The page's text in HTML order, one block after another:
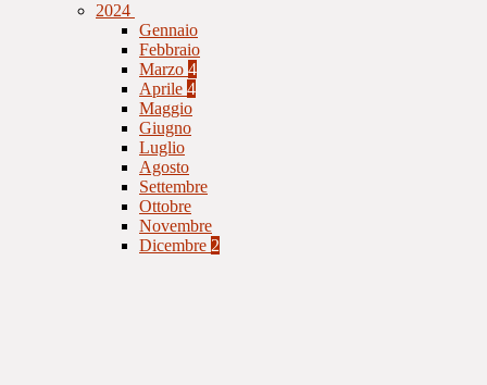
2024
Gennaio
Febbraio
Marzo 4
Aprile 4
Maggio
Giugno
Luglio
Agosto
Settembre
Ottobre
Novembre
Dicembre 2